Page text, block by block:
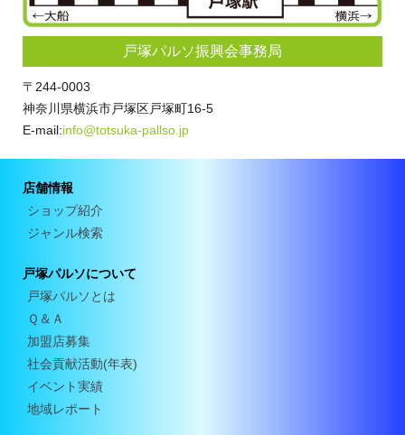
戸塚パルソ振興会事務局
〒244-0003
神奈川県横浜市戸塚区戸塚町16-5
E-mail:info@totsuka-pallso.jp
店舗情報
ショップ紹介
ジャンル検索
戸塚パルソについて
戸塚パルソとは
Ｑ＆Ａ
加盟店募集
社会貢献活動(年表)
イベント実績
地域レポート